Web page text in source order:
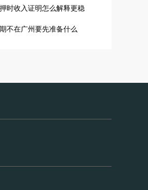
时收入证明怎么解释更稳
不在广州要先准备什么